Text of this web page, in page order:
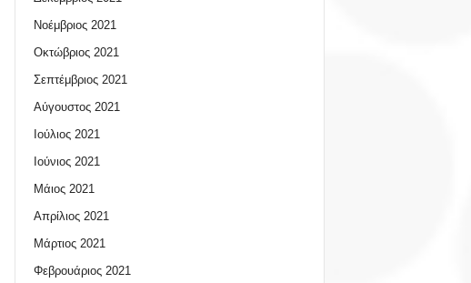
Νοέμβριος 2021
Οκτώβριος 2021
Σεπτέμβριος 2021
Αύγουστος 2021
Ιούλιος 2021
Ιούνιος 2021
Μάιος 2021
Απρίλιος 2021
Μάρτιος 2021
Φεβρουάριος 2021